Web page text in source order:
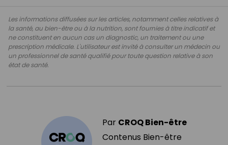
Les informations diffusées sur les articles, notamment celles relatives à
la santé, au bien-être ou à la nutrition, sont fournies à titre indicatif et
ne constituent en aucun cas un diagnostic, un traitement ou une
prescription médicale. L'utilisateur est invité à consulter un médecin ou
un professionnel de santé qualifié pour toute question relative à son
état de santé.
Par CROQ Bien-être
Contenus Bien-être